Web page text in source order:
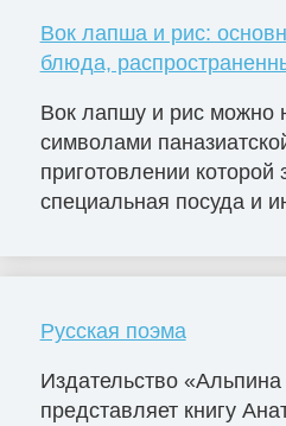
Вок лапша и рис:
блюда,
Вок лапшу и рис можно
символами
приготовлении которой
специальная посуда и
Русская поэма
Издательство
представляет книгу